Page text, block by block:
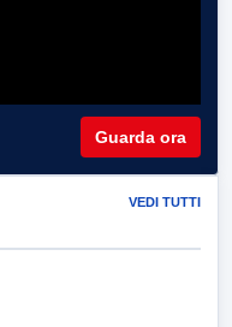
Guarda ora
VEDI TUTTI